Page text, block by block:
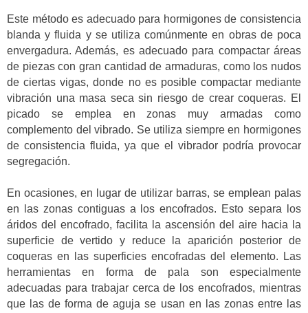
Este método es adecuado para hormigones de consistencia
blanda y fluida y se utiliza comúnmente en obras de poca
envergadura. Además, es adecuado para compactar áreas
de piezas con gran cantidad de armaduras, como los nudos
de ciertas vigas, donde no es posible compactar mediante
vibración una masa seca sin riesgo de crear coqueras. El
picado se emplea en zonas muy armadas como
complemento del vibrado. Se utiliza siempre en hormigones
de consistencia fluida, ya que el vibrador podría provocar
segregación.
En ocasiones, en lugar de utilizar barras, se emplean palas
en las zonas contiguas a los encofrados. Esto separa los
áridos del encofrado, facilita la ascensión del aire hacia la
superficie de vertido y reduce la aparición posterior de
coqueras en las superficies encofradas del elemento. Las
herramientas en forma de pala son especialmente
adecuadas para trabajar cerca de los encofrados, mientras
que las de forma de aguja se usan en las zonas entre las